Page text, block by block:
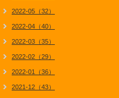
2022-05（32）
2022-04（40）
2022-03（35）
2022-02（29）
2022-01（36）
2021-12（43）